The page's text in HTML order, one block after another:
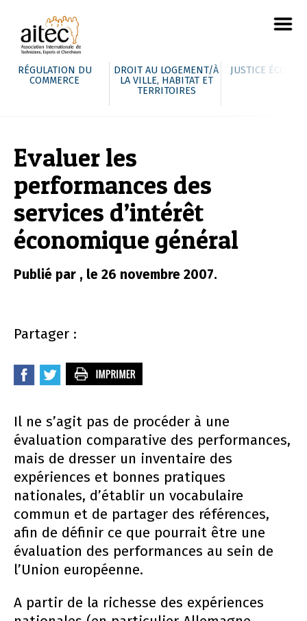
RÉGULATION DU
COMMERCE
DROIT AU LOGEMENT/À
LA VILLE, HABITAT ET
TERRITOIRES
JUSTICE
Evaluer les
performances des
services d’intérêt
économique général
Publié par , le 26 novembre 2007.
Partager :
Il ne s’agit pas de procéder à une
évaluation comparative des performances,
mais de dresser un inventaire des
expériences et bonnes pratiques
nationales, d’établir un vocabulaire
commun et de partager des références,
afin de définir ce que pourrait être une
évaluation des performances au sein de
l’Union européenne.
A partir de la richesse des expériences